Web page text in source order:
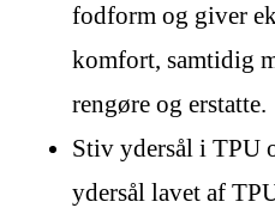
fodform og giver
komfort, samtidig
rengøre og erstatte.
Stiv ydersål i TPU
ydersål lavet af